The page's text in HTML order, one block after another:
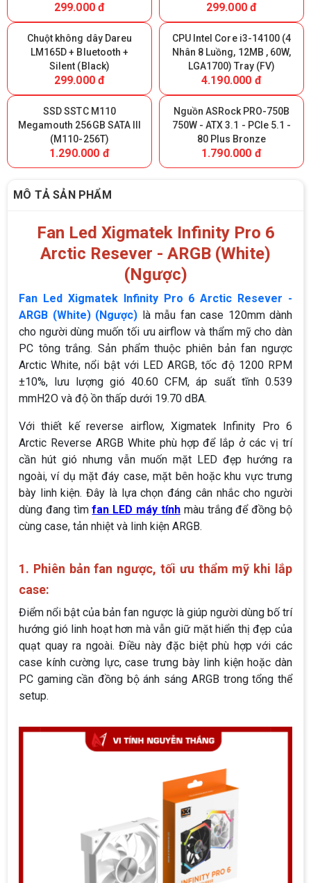
299.000 đ 299.000 đ
Chuột không dây Dareu
LM165D + Bluetooth +
Silent (Black)
299.000 đ
CPU Intel Core i3-14100 (4
Nhân 8 Luồng, 12MB , 60W,
LGA1700) Tray (FV)
4.190.000 đ
SSD SSTC M110
Megamouth 256GB SATA III
(M110-256T)
1.290.000 đ
Nguồn ASRock PRO-750B
750W - ATX 3.1 - PCIe 5.1 -
80 Plus Bronze
1.790.000 đ
MÔ TẢ SẢN PHẨM
Fan Led Xigmatek Infinity Pro 6
Arctic Resever - ARGB (White)
(Ngược)
Fan Led Xigmatek Infinity Pro 6 Arctic Resever -
ARGB (White) (Ngược) là mẫu fan case 120mm dành
cho người dùng muốn tối ưu airflow và thẩm mỹ cho dàn
PC tông trắng. Sản phẩm thuộc phiên bản fan ngược
Arctic White, nổi bật với LED ARGB, tốc độ 1200 RPM
±10%, lưu lượng gió 40.60 CFM, áp suất tĩnh 0.539
mmH2O và độ ồn thấp dưới 19.70 dBA.
Với thiết kế reverse airflow, Xigmatek Infinity Pro 6
Arctic Reverse ARGB White phù hợp để lắp ở các vị trí
cần hút gió nhưng vẫn muốn mặt LED đẹp hướng ra
ngoài, ví dụ mặt đáy case, mặt bên hoặc khu vực trưng
bày linh kiện. Đây là lựa chọn đáng cân nhắc cho người
dùng đang tìmfan LED máy tínhmàu trắng để đồng bộ
cùng case, tản nhiệt và linh kiện ARGB.
1. Phiên bản fan ngược, tối ưu thẩm mỹ khi lắp
case:
Điểm nổi bật của bản fan ngược là giúp người dùng bố trí
hướng gió linh hoạt hơn mà vẫn giữ mặt hiển thị đẹp của
quạt quay ra ngoài. Điều này đặc biệt phù hợp với các
case kính cường lực, case trưng bày linh kiện hoặc dàn
PC gaming cần đồng bộ ánh sáng ARGB trong tổng thể
setup.